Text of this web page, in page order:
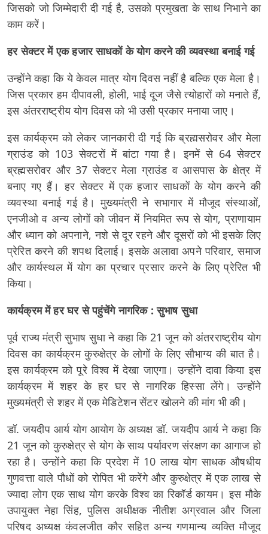
जिसको जो जिम्मेदारी दी गई है, उसको प्रमुखता के साथ निभाने का
काम करें।
हर सेक्टर में एक हजार साधकों के योग करने की व्यवस्था बनाई गई
उन्होंने कहा कि ये केवल मात्र योग दिवस नहीं है बल्कि एक मेला है।
जिस प्रकार हम दीपावली, होली, भाई दूज जैसे त्योहारों को मनाते हैं,
इस अंतरराष्ट्रीय योग दिवस को भी उसी प्रकार मनाया जाए।
इस कार्यक्रम को लेकर जानकारी दी गई कि ब्रह्मसरोवर और मेला
ग्राउंड को 103 सेक्टरों में बांटा गया है। इनमें से 64 सेक्टर
ब्रह्मसरोवर और 37 सेक्टर मेला ग्राउंड व आसपास के क्षेत्र में
बनाए गए हैं। हर सेक्टर में एक हजार साधकों के योग करने की
व्यवस्था बनाई गई है। मुख्यमंत्री ने सभागार में मौजूद संस्थाओं,
एनजीओ व अन्य लोगों को जीवन में नियमित रूप से योग, प्राणायाम
और ध्यान को अपनाने, नशे से दूर रहने और दूसरों को भी इसके लिए
प्रेरित करने की शपथ दिलाई। इसके अलावा अपने परिवार, समाज
और कार्यस्थल में योग का प्रचार प्रसार करने के लिए प्रेरित भी
किया।
कार्यक्रम में हर घर से पहुंचेंगे नागरिक : सुभाष सुधा
पूर्व राज्य मंत्री सुभाष सुधा ने कहा कि 21 जून को अंतरराष्ट्रीय योग
दिवस का कार्यक्रम कुरुक्षेत्र के लोगों के लिए सौभाग्य की बात है।
इस कार्यक्रम को पूरे विश्व में देखा जाएगा। उन्होंने दावा किया इस
कार्यक्रम में शहर के हर घर से नागरिक हिस्सा लेंगे। उन्होंने
मुख्यमंत्री से शहर में एक मेडिटेशन सेंटर खोलने की मांग भी की।
डॉ. जयदीप आर्य योग आयोग के अध्यक्ष डॉ. जयदीप आर्य ने कहा कि
21 जून को कुरुक्षेत्र से योग के साथ पर्यावरण संरक्षण का आगाज हो
रहा है। उन्होंने कहा कि प्रदेश में 10 लाख योग साधक औषधीय
गुणवत्ता वाले पौधों को रोपित भी करेंगे और कुरुक्षेत्र में एक लाख से
ज्यादा लोग एक साथ योग करके विश्व का रिकॉर्ड कायम। इस मौके
उपायुक्त नेहा सिंह, पुलिस अधीक्षक नीतीश अग्रवाल और जिला
परिषद अध्यक्ष कंवलजीत कौर सहित अन्य गणमान्य व्यक्ति मौजूद